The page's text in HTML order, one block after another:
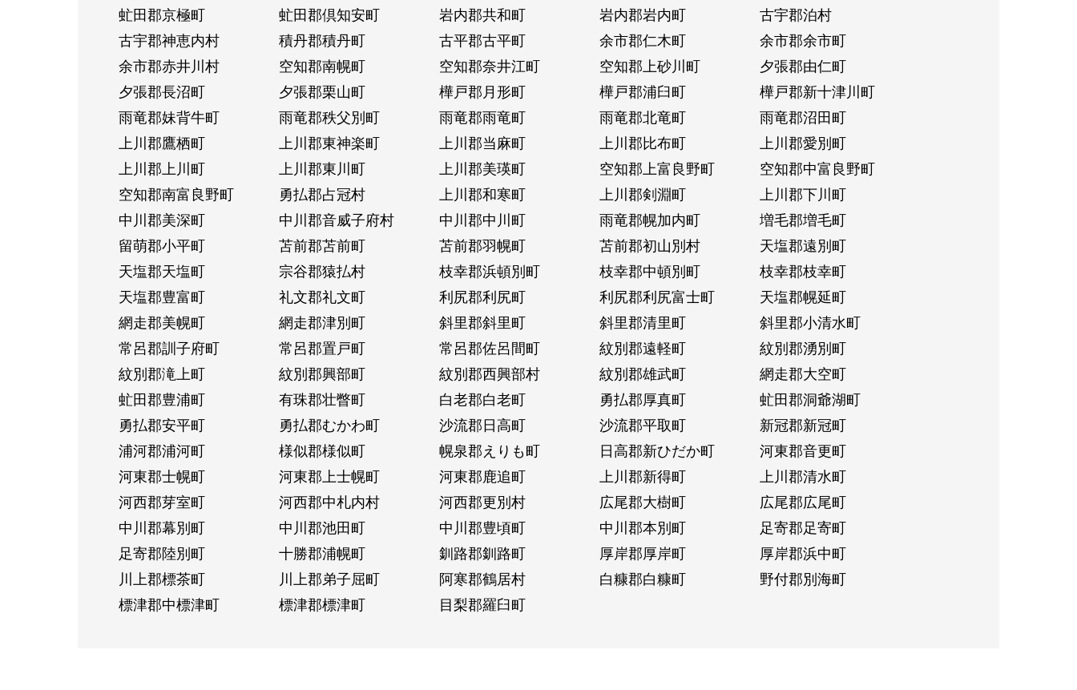
虻田郡京極町
虻田郡倶知安町 岩内郡共和町 岩内郡岩内町
古宇郡泊村
古宇郡神恵内村
積丹郡積丹町 古平郡古平町 余市郡仁木町
余市郡余市町
余市郡赤井川村
空知郡南幌町 空知郡奈井江町 空知郡上砂川町
夕張郡由仁町
夕張郡長沼町
夕張郡栗山町 樺戸郡月形町 樺戸郡浦臼町
樺戸郡新十津川町
雨竜郡妹背牛町
雨竜郡秩父別町 雨竜郡雨竜町 雨竜郡北竜町
雨竜郡沼田町
上川郡鷹栖町
上川郡東神楽町 上川郡当麻町 上川郡比布町
上川郡愛別町
上川郡上川町
上川郡東川町 上川郡美瑛町 空知郡上富良野町
空知郡中富良野町
空知郡南富良野町
勇払郡占冠村 上川郡和寒町 上川郡剣淵町
上川郡下川町
中川郡美深町
中川郡音威子府村 中川郡中川町 雨竜郡幌加内町
増毛郡増毛町
留萌郡小平町
苫前郡苫前町 苫前郡羽幌町 苫前郡初山別村
天塩郡遠別町
天塩郡天塩町
宗谷郡猿払村 枝幸郡浜頓別町 枝幸郡中頓別町
枝幸郡枝幸町
天塩郡豊富町
礼文郡礼文町 利尻郡利尻町 利尻郡利尻富士町
天塩郡幌延町
網走郡美幌町
網走郡津別町 斜里郡斜里町 斜里郡清里町
斜里郡小清水町
常呂郡訓子府町
常呂郡置戸町 常呂郡佐呂間町 紋別郡遠軽町
紋別郡湧別町
紋別郡滝上町
紋別郡興部町 紋別郡西興部村 紋別郡雄武町
網走郡大空町
虻田郡豊浦町
有珠郡壮瞥町 白老郡白老町 勇払郡厚真町
虻田郡洞爺湖町
勇払郡安平町
勇払郡むかわ町 沙流郡日高町 沙流郡平取町
新冠郡新冠町
浦河郡浦河町
様似郡様似町 幌泉郡えりも町 日高郡新ひだか町
河東郡音更町
河東郡士幌町
河東郡上士幌町 河東郡鹿追町 上川郡新得町
上川郡清水町
河西郡芽室町
河西郡中札内村 河西郡更別村 広尾郡大樹町
広尾郡広尾町
中川郡幕別町
中川郡池田町 中川郡豊頃町 中川郡本別町
足寄郡足寄町
足寄郡陸別町
十勝郡浦幌町 釧路郡釧路町 厚岸郡厚岸町
厚岸郡浜中町
川上郡標茶町
川上郡弟子屈町 阿寒郡鶴居村 白糠郡白糠町
野付郡別海町
標津郡中標津町
標津郡標津町 目梨郡羅臼町